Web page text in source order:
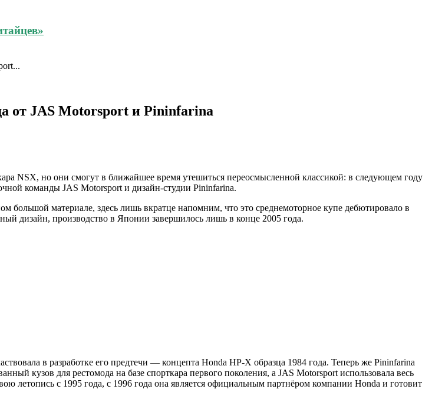
от JAS Motorsport и Pininfarina
NSX, но они смогут в ближайшее время утешиться переосмысленной классикой: в следующем году
команды JAS Motorsport и дизайн-студии Pininfarina.
материале, здесь лишь вкратце напомним, что это среднемоторное купе дебютировало в
дизайн, производство в Японии завершилось лишь в конце 2005 года.
в разработке его предтечи — концепта Honda HP-X образца 1984 года. Теперь же Pininfarina
кузов для рестомода на базе спорткара первого поколения, а JAS Motorsport использовала весь
летопись с 1995 года, с 1996 года она является официальным партнёром компании Honda и готовит